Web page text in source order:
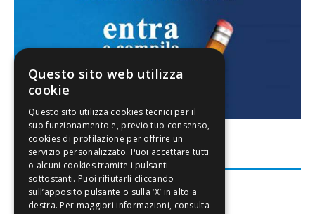
FACEBOOK
Questo sito web utilizza
cookie